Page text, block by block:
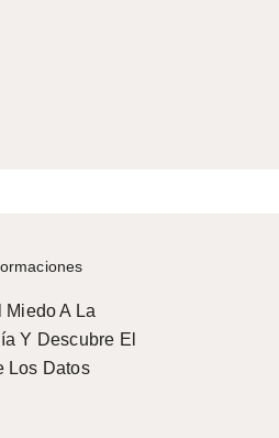
Miedo A La
Y Descubre El
Los Datos